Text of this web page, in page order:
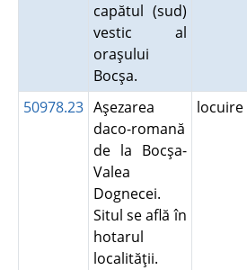
capătul (sud)
vestic al
oraşului
Bocşa.
50978.23 Aşezarea
daco-romană
de la Bocşa-
Valea
Dognecei.
Situl se află în
hotarul
localităţii.
locuire